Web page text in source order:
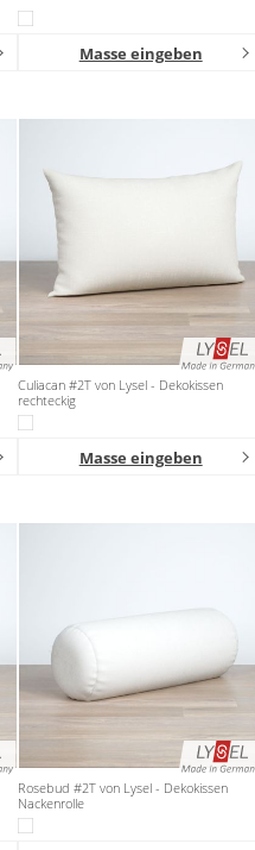
Masse eingeben
Culiacan #2T von Lysel - Dekokissen
rechteckig
Masse eingeben
Rosebud #2T von Lysel - Dekokissen
Nackenrolle